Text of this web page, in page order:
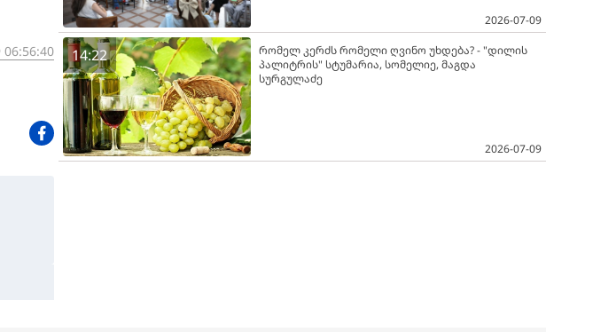
06:56:40
2026-07-09
14:22
რომელ კერძს რომელი ღვინო უხდება? - "დილის
პალიტრის" სტუმარია, სომელიე, მაგდა
სურგულაძე
2026-07-09